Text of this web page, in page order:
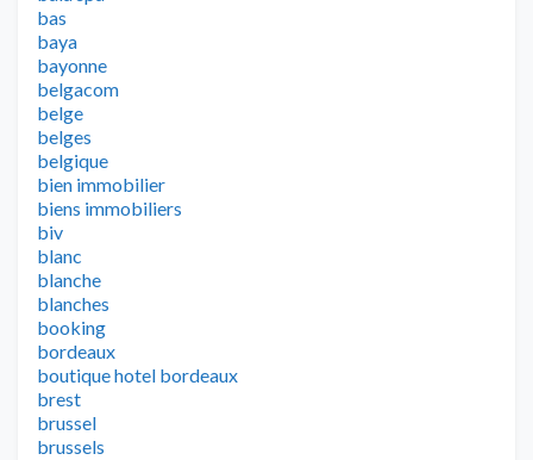
bas
baya
bayonne
belgacom
belge
belges
belgique
bien immobilier
biens immobiliers
biv
blanc
blanche
blanches
booking
bordeaux
boutique hotel bordeaux
brest
brussel
brussels